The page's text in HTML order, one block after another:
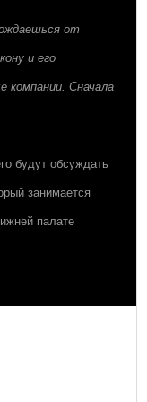
от
и его
компании. Сначала
будут обсуждать
занимается
палате